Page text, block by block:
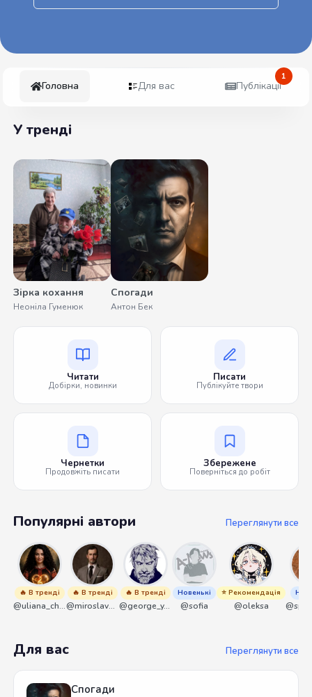
Головна Для вас Публікації
1
У тренді
Зірка кохання
Неоніла Гуменюк
Спогади
Антон Бек
Читати
Добірки, новинки
Писати
Публікуйте твори
Чернетки
Продовжіть писати
Збережене
Поверніться до робіт
Популярні автори Переглянути все
🔥 В тренді
@uliana_chernenko
🔥 В тренді
@miroslavmaniyk
🔥 В тренді
@george_y_lawlett
Новенькі
@sofia
⭐ Рекомендація
@oleksa
Для вас Переглянути все
Спогади